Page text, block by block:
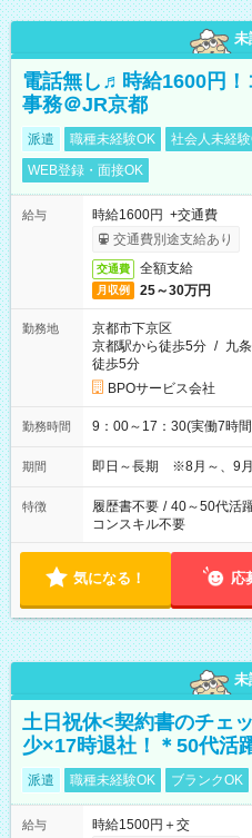
未
電話無し♬時給1600円！
事務＠JR京都
派遣 職種未経験OK 社会人未経
WEB登録・面接OK
給与
時給1600円 +交通費
交通費別途支給あり
交通費 全額支給
月収例 25～30万円
勤務地
京都市下京区
京都駅から徒歩5分 / 九
徒歩5分
BPOサービス会社
勤務時間 9：00～17：30(実働7時
期間 即日～長期 ※8月～、9月
特徴 履歴書不要 / 40～50代活
コンスキル不要
気になる！ 応
未
土日祝休<契約書のチェ
少×17時退社！＊50代活
派遣 職種未経験OK ブランクOK
給与 時給1500円＋交